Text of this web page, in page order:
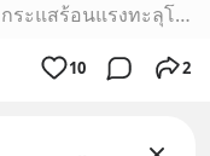
ดราม่า “Hunger คนหิว เกมกระหาย” กระแสร้อนแรงทะลุโซเชียล ชวนรู้สายอาชีพ “เชฟ” และเหล่าบรรดาคนครัวแต่ละตำแหน่ง “รายได้” อู้ฟู่แค่ไหน?
10 2